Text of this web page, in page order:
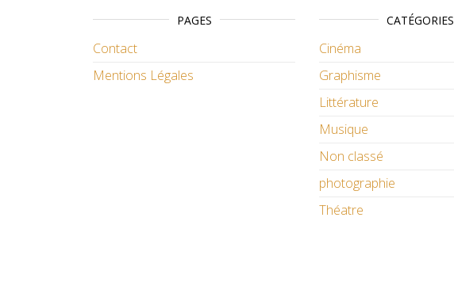
PAGES
Contact
Mentions Légales
CATÉGORIES
Cinéma
Graphisme
Littérature
Musique
Non classé
photographie
Théatre